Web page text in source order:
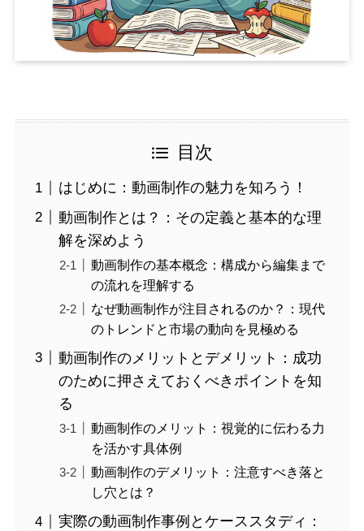
目次
はじめに：動画制作の魅力を知ろう！
動画制作とは？：その定義と基本的な理
解を深めよう
動画制作の基本概念：構成から編集まで
の流れを理解する
なぜ動画制作が注目されるのか？：現代
のトレンドと市場の動向を見極める
動画制作のメリットとデメリット：成功
のために押さえておくべきポイントを知
る
動画制作のメリット：視覚的に伝わる力
を活かす具体例
動画制作のデメリット：注意すべき落と
し穴とは？
実際の動画制作事例とケーススタディ：